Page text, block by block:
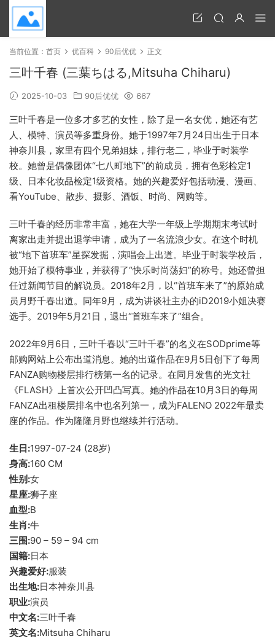
当前位置： 首页 优百科 90后优优 正文
三叶千春 (三葉ちはる,Mitsuha Chiharu)
2025-10-03 90后优优 667
三叶千春是一位多才多艺的女性，除了是一名女优，她还有艺
人、模特、演员等多重身份。她于1997年7月24日出生于日本
神奈川县，家里有四个兄弟姐妹，排行老二，毕业于时装学
校。她曾是偶像团体“七八町地下”的前成员，拥有色彩检定1
级、日本化妆品检定1级资格。她的兴趣爱好包括动漫、漫画、
看YouTube、散步、摄影、酒饭、时尚、网购等。
三叶千春的经历非常丰富，她在大学一年级上学期期末考试时
离家出走并提出退学申请，成为了一名流浪少女。在这个时机
被“地下首班车”星探发掘，演唱会上出道。毕业于时装学校后，
她开始了模特事业，并获得了“快乐时尚荡妇”的称号。她还曾担
任过新闻节目的解说员。2018年2月，以“首班车来了”的原始成
员月野千春出道。同年9月，成为讲谈社主办的iD2019小姐决赛
选手。2019年5月21日，退出“首班车来了”组合。
2022年9月6日，三叶千春以“三叶千春”的名义在SODprime等
邮购网站上公布出道消息。她的出道作品在9月5日创下了每周
FANZA购物楼层排行榜第一名的记录。在同月发售的光文社
《FLASH》上首次公开凹凸写真。她的作品在10月3日的每周
FANZA出租楼层排名中也名列第一，成为FALENO 2022年最卖
座的作品。作为隆隆月野也继续并行活动。
生日:1997-07-24 (28岁)
身高:160 CM
性别:女
星座:狮子座
血型:B
生肖:牛
三围:90 – 59 – 94 cm
国籍:日本
兴趣爱好:服装
出生地:日本神奈川县
职业:演员
中文名:三叶千春
英文名:Mitsuha Chiharu